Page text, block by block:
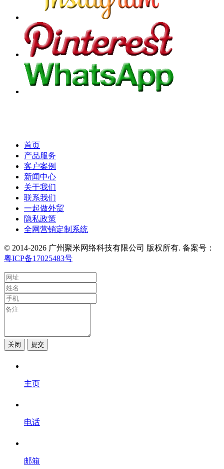
首页
产品服务
客户案例
新闻中心
关于我们
联系我们
一起做外贸
隐私政策
全网营销定制系统
© 2014-2026 广州聚米网络科技有限公司 版权所有. 备案号：
粤ICP备17025483号
关闭 提交
主页
电话
邮箱